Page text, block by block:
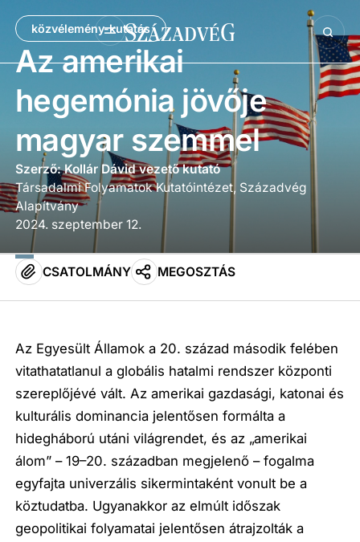
közvélemény-kutatás
Az amerikai
hegemónia jövője
magyar szemmel
Szerző: Kollár Dávid vezető kutató
Társadalmi Folyamatok Kutatóintézet, Századvég
Alapítvány
2024. szeptember 12.
CSATOLMÁNY MEGOSZTÁS
Az Egyesült Államok a 20. század második felében
vitathatatlanul a globális hatalmi rendszer központi
szereplőjévé vált. Az amerikai gazdasági, katonai és
kulturális dominancia jelentősen formálta a
hidegháború utáni világrendet, és az „amerikai
álom” – 19–20. században megjelenő – fogalma
egyfajta univerzális sikermintaként vonult be a
köztudatba. Ugyanakkor az elmúlt időszak
geopolitikai folyamatai jelentősen átrajzolták a